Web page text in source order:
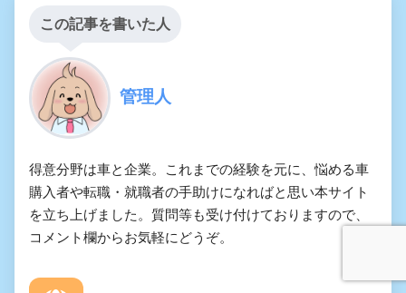
この記事を書いた人
管理人
得意分野は車と企業。これまでの経験を元に、悩める車
購入者や転職・就職者の手助けになればと思い本サイト
を立ち上げました。質問等も受け付けておりますので、
コメント欄からお気軽にどうぞ。